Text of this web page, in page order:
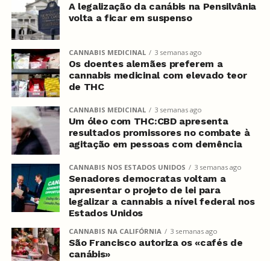
A legalização da canábis na Pensilvânia
volta a ficar em suspenso
CANNABIS MEDICINAL 3 semanas ago
Os doentes alemães preferem a
cannabis medicinal com elevado teor
de THC
CANNABIS MEDICINAL 3 semanas ago
Um óleo com THC:CBD apresenta
resultados promissores no combate à
agitação em pessoas com demência
CANNABIS NOS ESTADOS UNIDOS 3 semanas ago
Senadores democratas voltam a
apresentar o projeto de lei para
legalizar a cannabis a nível federal nos
Estados Unidos
CANNABIS NA CALIFÓRNIA 3 semanas ago
São Francisco autoriza os «cafés de
canábis»